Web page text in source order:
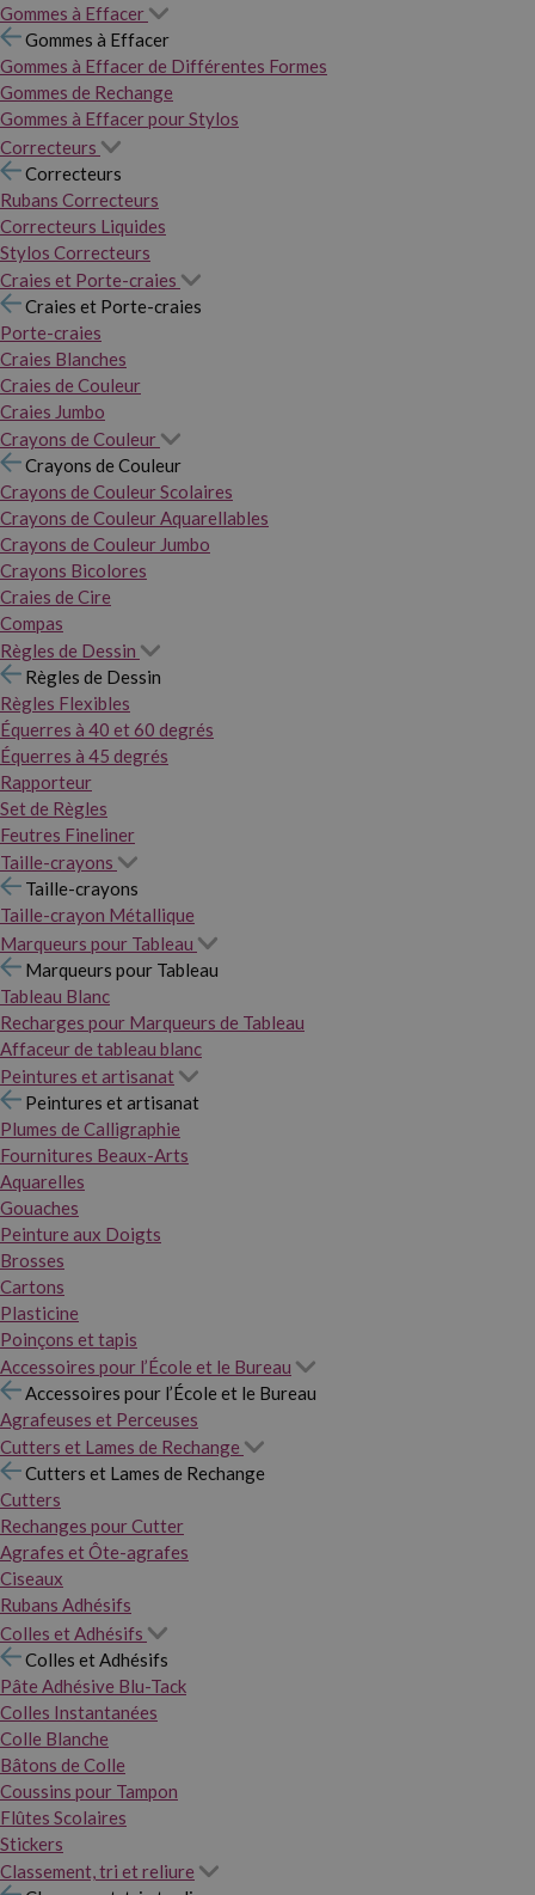
Gommes à Effacer
Gommes à Effacer
Gommes à Effacer de Différentes Formes
Gommes de Rechange
Gommes à Effacer pour Stylos
Correcteurs
Correcteurs
Rubans Correcteurs
Correcteurs Liquides
Stylos Correcteurs
Craies et Porte-craies
Craies et Porte-craies
Porte-craies
Craies Blanches
Craies de Couleur
Craies Jumbo
Crayons de Couleur
Crayons de Couleur
Crayons de Couleur Scolaires
Crayons de Couleur Aquarellables
Crayons de Couleur Jumbo
Crayons Bicolores
Craies de Cire
Compas
Règles de Dessin
Règles de Dessin
Règles Flexibles
Équerres à 40 et 60 degrés
Équerres à 45 degrés
Rapporteur
Set de Règles
Feutres Fineliner
Taille-crayons
Taille-crayons
Taille-crayon Métallique
Marqueurs pour Tableau
Marqueurs pour Tableau
Tableau Blanc
Recharges pour Marqueurs de Tableau
Affaceur de tableau blanc
Peintures et artisanat
Peintures et artisanat
Plumes de Calligraphie
Fournitures Beaux-Arts
Aquarelles
Gouaches
Peinture aux Doigts
Brosses
Cartons
Plasticine
Poinçons et tapis
Accessoires pour l’École et le Bureau
Accessoires pour l’École et le Bureau
Agrafeuses et Perceuses
Cutters et Lames de Rechange
Cutters et Lames de Rechange
Cutters
Rechanges pour Cutter
Agrafes et Ôte-agrafes
Ciseaux
Rubans Adhésifs
Colles et Adhésifs
Colles et Adhésifs
Pâte Adhésive Blu-Tack
Colles Instantanées
Colle Blanche
Bâtons de Colle
Coussins pour Tampon
Flûtes Scolaires
Stickers
Classement, tri et reliure